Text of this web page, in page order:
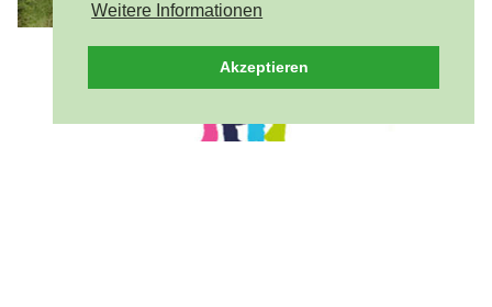
Weitere Informationen
Akzeptieren